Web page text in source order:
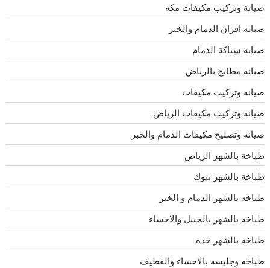
صيانة وتركيب مكيفات مكه
صيانه افران الدمام والخبر
صيانه سباكة الدمام
صيانه مطابخ بالرياض
صيانه وتركيب مكيفات
صيانه وتركيب مكيفات الرياض
صيانه وتصليح مكيفات الدمام والخبر
طباخة بالشهر الرياض
طباخة بالشهر تبوك
طباخه بالشهر الدمام و الخبر
طباخه بالشهر بالجبيل والاحساء
طباخه بالشهر جده
طباخه وجليسه بالاحساء والقطيف